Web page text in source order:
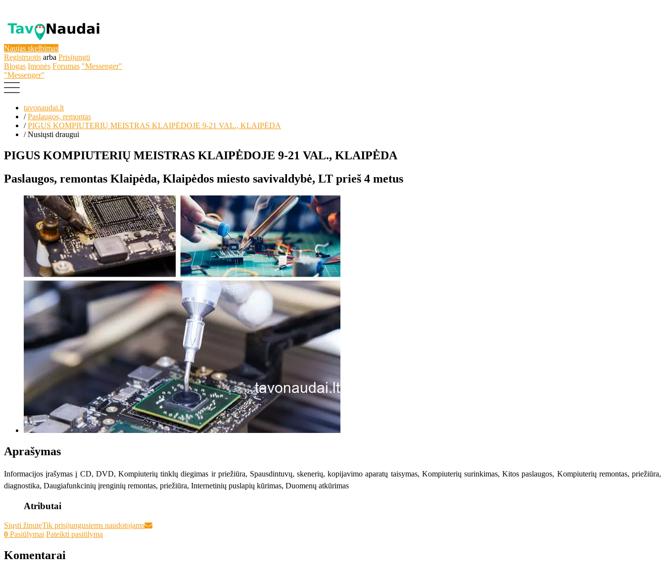
Naujas skelbimas
Registruotis arba Prisijungti
Blogas Įmonės Forumas "Messenger"
"Messenger"
tavonaudai.lt
/Paslaugos, remontas
/PIGUS KOMPIUTERIŲ MEISTRAS KLAIPĖDOJE 9-21 VAL., KLAIPĖDA
/Nusiųsti draugui
PIGUS KOMPIUTERIŲ MEISTRAS KLAIPĖDOJE 9-21 VAL., KLAIPĖDA
Paslaugos, remontas Klaipėda, Klaipėdos miesto savivaldybė, LT prieš 4 metus
Aprašymas
Informacijos įrašymas į CD, DVD, Kompiuterių tinklų diegimas ir priežiūra, Spausdintuvų, skenerių, kopijavimo aparatų taisymas, Kompiuterių surinkimas, Kitos paslaugos, Kompiuterių remontas, priežiūra,
diagnostika, Daugiafunkcinių įrenginių remontas, priežiūra, Internetinių puslapių kūrimas, Duomenų atkūrimas
Atributai
Siųsti žinutęTik prisijungusiems naudotojams
0 Pasiūlymai Pateikti pasiūlymą
Komentarai